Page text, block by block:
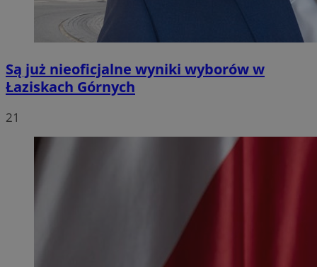
Są już nieoficjalne wyniki wyborów w
Łaziskach Górnych
21